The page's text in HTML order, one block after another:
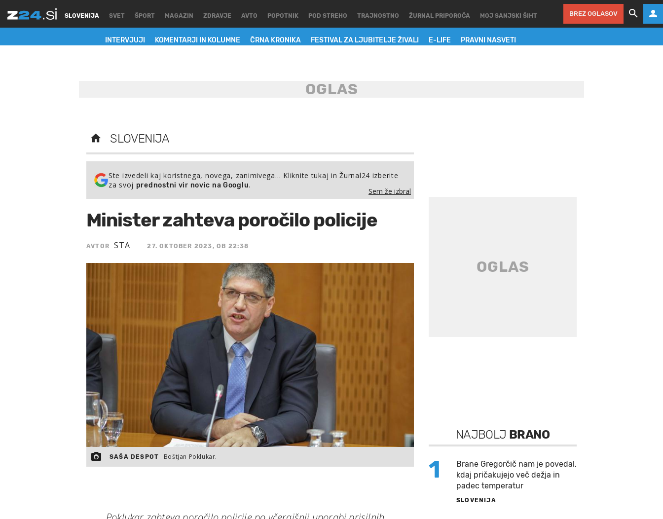
SLOVENIJA
INTERVJUJI KOMENTARJI IN KOLUMNE ČRNA KRONIKA FESTIVAL ZA LJUBITELJE ŽIVALI E-LIFE PRAVNI NASVETI
SVET ŠPORT MAGAZIN ZDRAVJE AVTO POPOTNIK POD STREHO TRAJNOSTNO ŽURNAL PRIPOROČA MOJ SANJSKI ŠIHT BREZ OGLASOV
SLOVENIJA
Ste izvedeli kaj koristnega, novega, zanimivega… Kliknite tukaj in Žurnal24 izberite
za svoj prednostni vir novic na Googlu.
Sem že izbral
Minister zahteva poročilo policije
AVTOR STA 27. OKTOBER 2023, OB 22:38
SAŠA DESPOT Boštjan Poklukar.
NAJBOLJ BRANO
1
Brane Gregorčič nam je povedal,
kdaj pričakujejo več dežja in
padec temperatur
SLOVENIJA